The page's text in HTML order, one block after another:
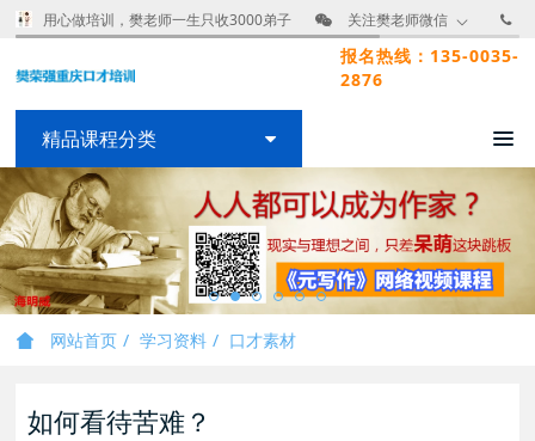
用心做培训，樊老师一生只收3000弟子 关注樊老师微信
报名热线：135-0035-
2876
精品课程分类
网站首页 学习资料 口才素材
如何看待苦难？